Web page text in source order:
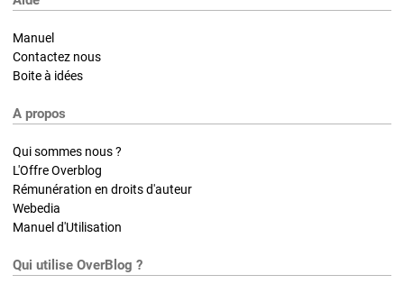
Manuel
Contactez nous
Boite à idées
A propos
Qui sommes nous ?
L'Offre Overblog
Rémunération en droits d'auteur
Webedia
Manuel d'Utilisation
Qui utilise OverBlog ?